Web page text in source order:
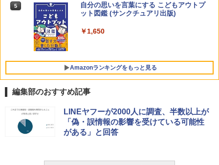
5
向山洋一の系譜、その先へ 授業の腕を磨
く法則: 教育技術が子供の可能性を伸ば
￥2,959
対象年齢6歳から 数千点のキッズコンテ
ンツが1年間使い放題
￥26,980
5
自分の思いを言葉にする こどもアウトプ
ット図鑑 (サンクチュアリ出版)
￥1,650
Amazonランキングをもっと見る
1
ThinkFun ボードゲーム 「サーキット・
メイズ」 配線回路をプログラミングする
日本語説明書付 8歳~ 76341 誕生日 クリ
スマス
編集部のおすすめ記事
LINEヤフーが2000人に調査、半数以上が
「偽・誤情報の影響を受けている可能性
がある」と回答